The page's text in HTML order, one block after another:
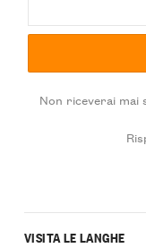
Non riceverai mai
VISITA LE LANGHE